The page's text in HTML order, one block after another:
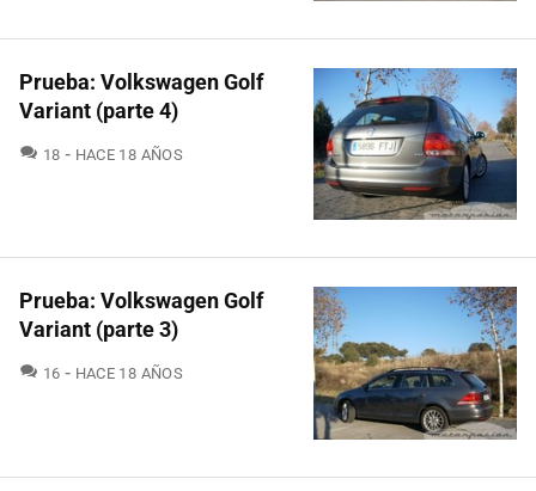
Prueba: Volkswagen Golf
Variant (parte 4)
18 COMENTARIOS
HACE 18 AÑOS
Prueba: Volkswagen Golf
Variant (parte 3)
16 COMENTARIOS
HACE 18 AÑOS